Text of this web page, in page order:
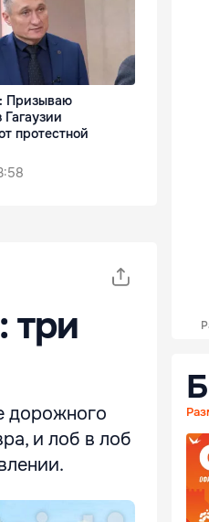
Призываю
протестной
три
дорожного
и лоб в лоб